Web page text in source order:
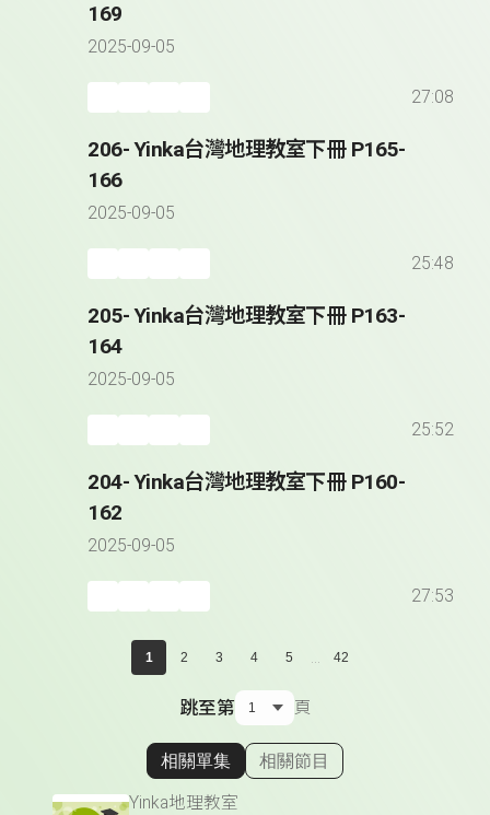
169
2025-09-05
27:08
206- Yinka台灣地理教室下冊 P165-
166
2025-09-05
25:48
205- Yinka台灣地理教室下冊 P163-
164
2025-09-05
25:52
204- Yinka台灣地理教室下冊 P160-
162
2025-09-05
27:53
1 2 3 4 5 ... 42
跳至第 頁
顯示相關單集
相關單集 相關節目
Yinka地理教室